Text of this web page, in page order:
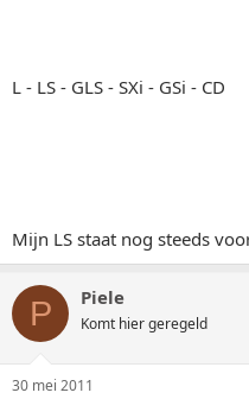
L - LS - GLS - SXi - GSi - CD
Mijn LS staat nog steeds
P Piele
Komt hier geregeld
30 mei 2011